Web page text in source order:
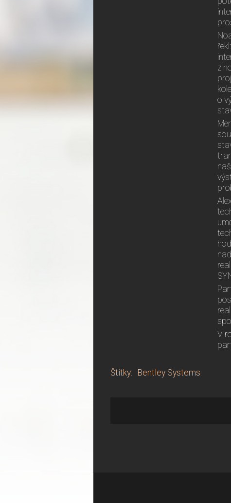
z
o
V
Štítky: Bentley Systems